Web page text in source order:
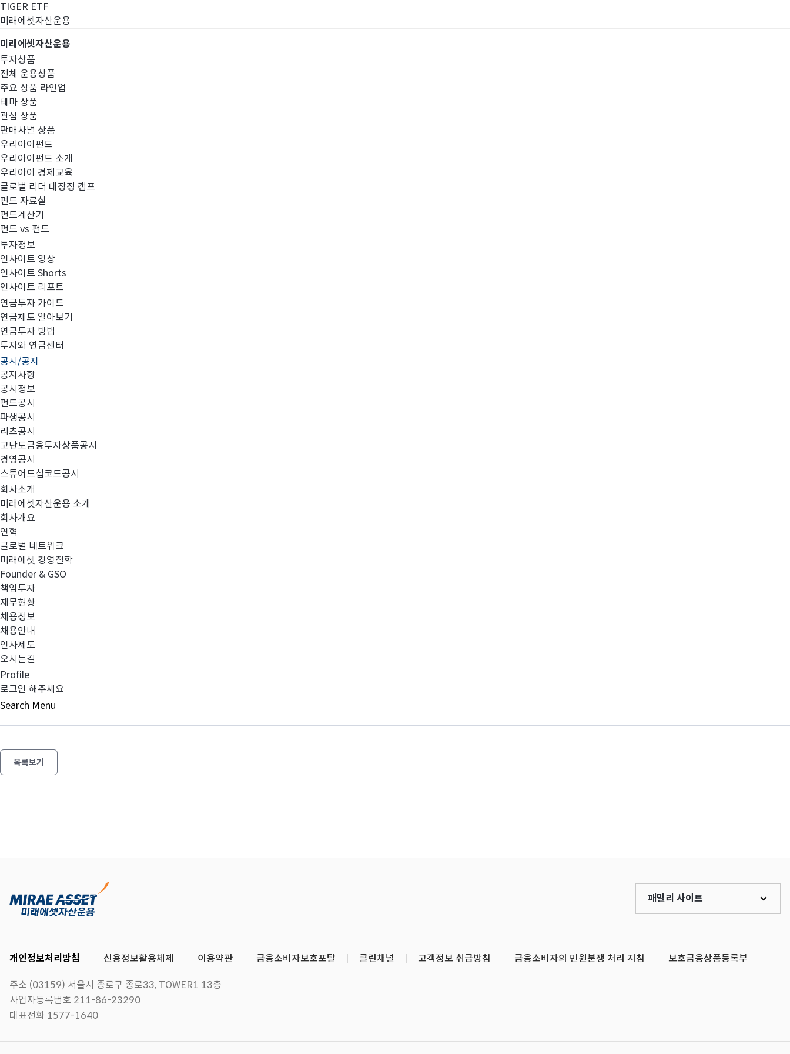
TIGER ETF
미래에셋자산운용
미래에셋자산운용
투자상품
전체 운용상품
주요 상품 라인업
테마 상품
관심 상품
판매사별 상품
우리아이펀드
우리아이펀드 소개
우리아이 경제교육
글로벌 리더 대장정 캠프
펀드 자료실
펀드계산기
펀드 vs 펀드
투자정보
인사이트 영상
인사이트 Shorts
인사이트 리포트
연금투자 가이드
연금제도 알아보기
연금투자 방법
투자와 연금센터
공시/공지
공지사항
공시정보
펀드공시
파생공시
리츠공시
고난도금융투자상품공시
경영공시
스튜어드십코드공시
회사소개
미래에셋자산운용 소개
회사개요
연혁
글로벌 네트워크
미래에셋 경영철학
Founder & GSO
책임투자
재무현황
채용정보
채용안내
인사제도
오시는길
Profile
로그인 해주세요
Search Menu
공지사항
사전자산배분기준 개정
당사는 공모주 배분관련 조항을 사전자산배분기준에 신설하였습니다.
자세한 사항은 첨부파일을 참고하시기 바랍니다.
10411사전 자산 배분 기준050422.pdf
이전글
다음글
목록보기
개인정보처리방침 신용정보활용체제 이용약관 금융소비자보호포탈 클린채널 고객정보 취급방침 금융소비자의 민원분쟁 처리 지침 보호금융상품등록부
패밀리 사이트
주소 (03159) 서울시 종로구 종로33, TOWER1 13층
사업자등록번호 211-86-23290
대표전화 1577-1640